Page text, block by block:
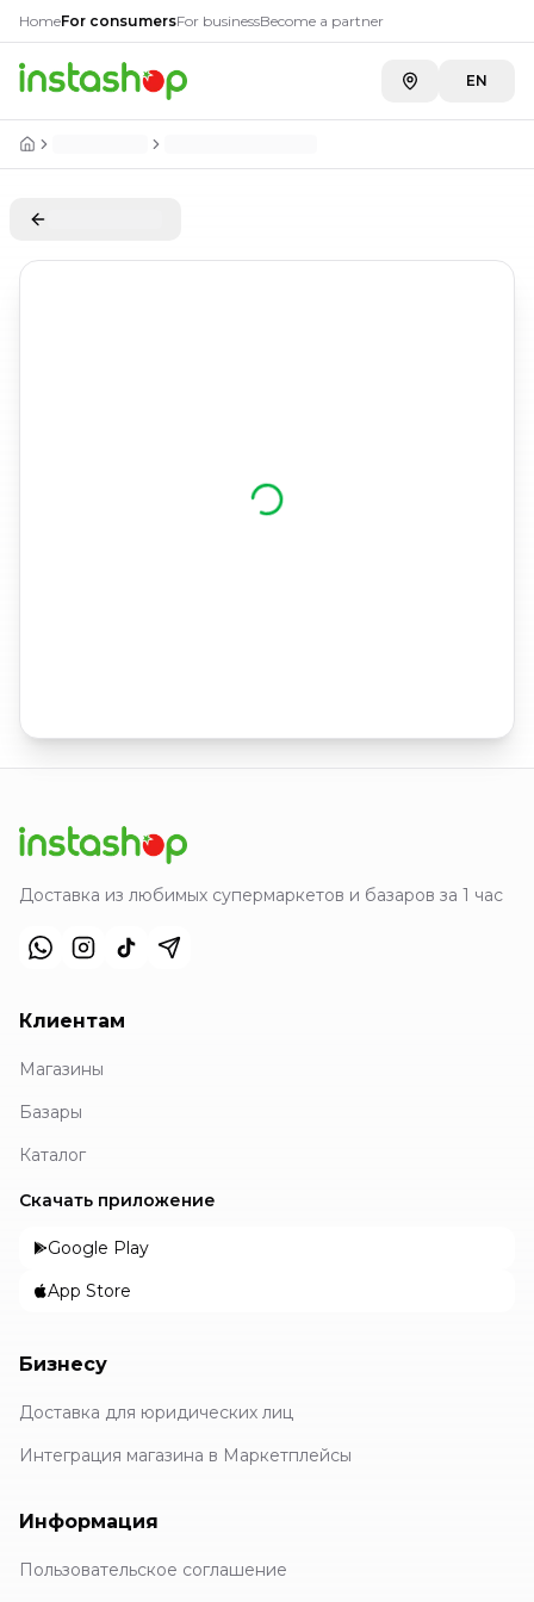
HomeFor consumersFor businessBecome a partner
EN
Доставка из любимых супермаркетов и базаров за 1 час
Клиентам
Магазины
Базары
Каталог
Скачать приложение
Google Play
App Store
Бизнесу
Доставка для юридических лиц
Интеграция магазина в Маркетплейсы
Информация
Пользовательское соглашение